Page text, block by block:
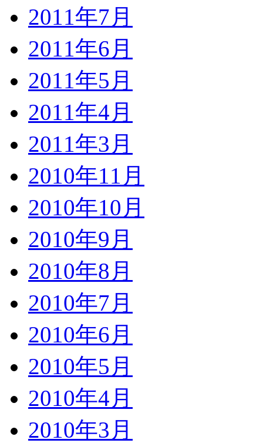
2011年7月
2011年6月
2011年5月
2011年4月
2011年3月
2010年11月
2010年10月
2010年9月
2010年8月
2010年7月
2010年6月
2010年5月
2010年4月
2010年3月